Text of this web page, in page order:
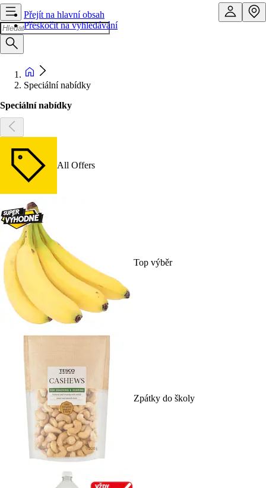
Přejít na hlavní obsah
Přeskočit na vyhledávání
Speciální nabídky
Speciální nabídky
All Offers
Top výběr
Zpátky do školy